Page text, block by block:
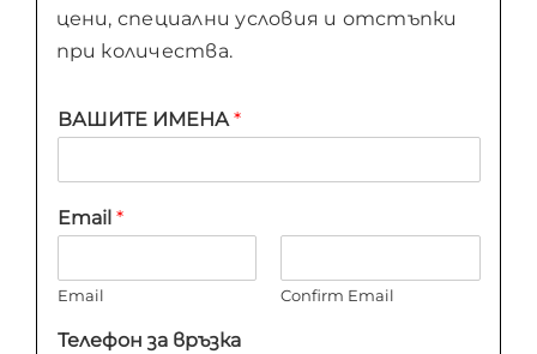
цени, специални условия и отстъпки
при количества.
ВАШИТЕ ИМЕНА*
Email *
Email Confirm Email
Телефон за връзка